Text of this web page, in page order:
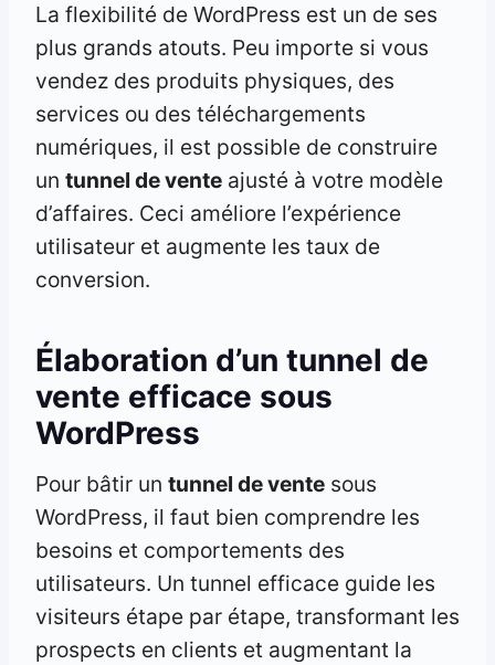
La flexibilité de WordPress est un de ses
plus grands atouts. Peu importe si vous
vendez des produits physiques, des
services ou des téléchargements
numériques, il est possible de construire
un tunnel de vente ajusté à votre modèle
d’affaires. Ceci améliore l’expérience
utilisateur et augmente les taux de
conversion.
Élaboration d’un tunnel de
vente efficace sous
WordPress
Pour bâtir un tunnel de vente sous
WordPress, il faut bien comprendre les
besoins et comportements des
utilisateurs. Un tunnel efficace guide les
visiteurs étape par étape, transformant les
prospects en clients et augmentant la